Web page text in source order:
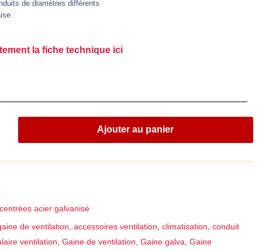
de diamètres différents
la fiche technique ici
Ajouter au panier
acier galvanisé
de ventilation ,accessoires ventilation ,climatisation ,conduit
ventilation ,Gaine de ventilation ,Gaine galva ,Gaine